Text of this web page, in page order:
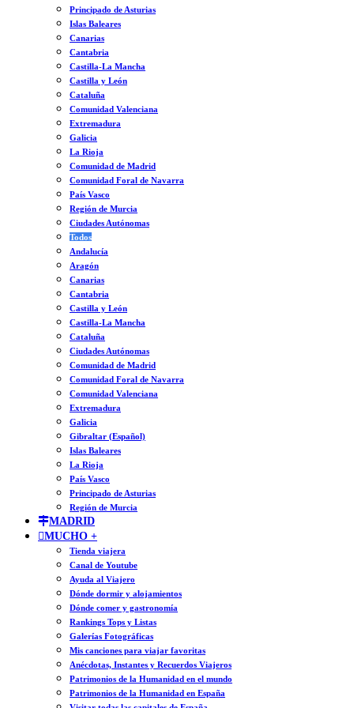
Principado de Asturias
Islas Baleares
Canarias
Cantabria
Castilla-La Mancha
Castilla y León
Cataluña
Comunidad Valenciana
Extremadura
Galicia
La Rioja
Comunidad de Madrid
Comunidad Foral de Navarra
País Vasco
Región de Murcia
Ciudades Autónomas
Todos
Andalucía
Aragón
Canarias
Cantabria
Castilla y León
Castilla-La Mancha
Cataluña
Ciudades Autónomas
Comunidad de Madrid
Comunidad Foral de Navarra
Comunidad Valenciana
Extremadura
Galicia
Gibraltar (Español)
Islas Baleares
La Rioja
País Vasco
Principado de Asturias
Región de Murcia
MADRID
MUCHO +
Tienda viajera
Canal de Youtube
Ayuda al Viajero
Dónde dormir y alojamientos
Dónde comer y gastronomía
Rankings Tops y Listas
Galerías Fotográficas
Mis canciones para viajar favoritas
Anécdotas, Instantes y Recuerdos Viajeros
Patrimonios de la Humanidad en el mundo
Patrimonios de la Humanidad en España